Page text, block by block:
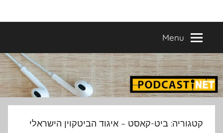
to
content
פודקאסטים
נבחרים
בהפקת
פודקאסטיקו
PODCASTI.CO
מעולים
–
פודקאסטיקו
Menu
קטגוריה: ביט-קאסט – איגוד הביטקוין הישראלי